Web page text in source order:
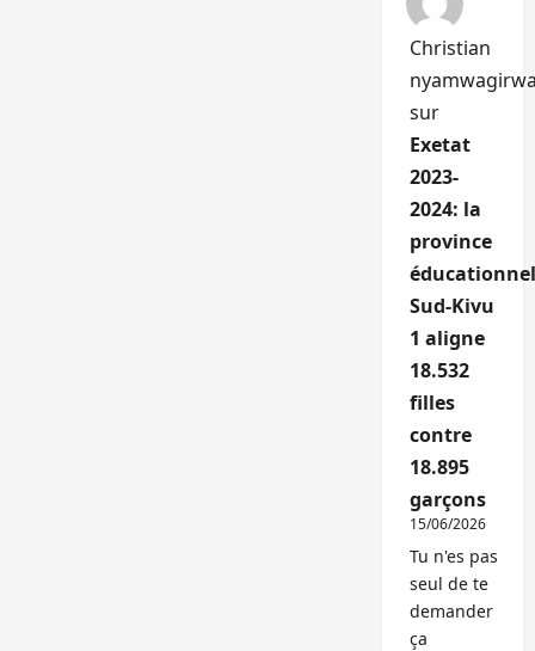
Christian
sur
Exetat
2023-
2024: la
province
Sud-Kivu
1 aligne
18.532
filles
contre
18.895
garçons
15/06/2026
Tu n'es pas
seul de te
demander
ça